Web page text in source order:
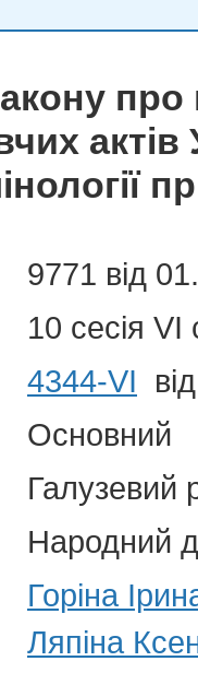
про
9771 від
10 сесія VI
4344-VI
Основний
Галузевий
Народний
Горіна
Ляпіна